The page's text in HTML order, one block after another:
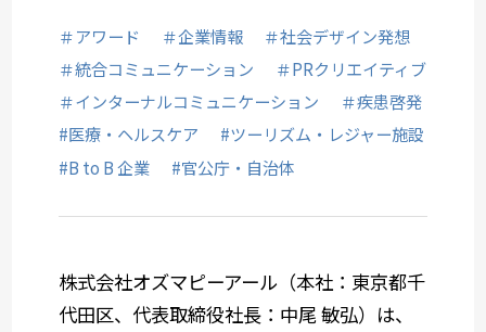
＃アワード ＃企業情報
＃社会デザイン発想
＃統合コミュニケーション
＃PRクリエイティブ
＃インターナルコミュニケーション
＃疾患啓発
#医療・ヘルスケア
#ツーリズム・レジャー施設
#B to B 企業
#官公庁・自治体
株式会社オズマピーアール（本社：東京都千
代田区、代表取締役社長：中尾 敏弘）は、
サービスメニューから選ぶ
業種から選ぶ